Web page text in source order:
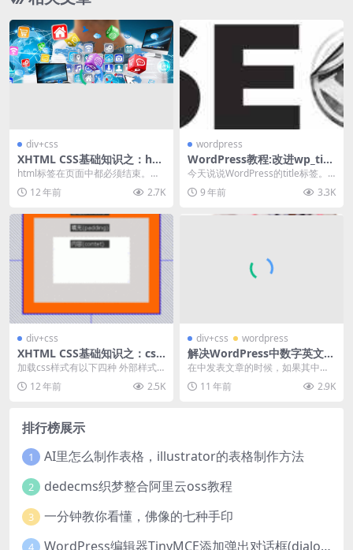
div+css
XHTML CSS基础知识之：ht
ml标签
html标签在页面中都必须结束。成
对的标签以“/标签名”结束，有些单
一的标签在本...
12 年前 2.7K
wordpress
WordPress教程:改进wp_titl
e()函数优化主题的Title标签
今天说说WordPress的title标签。
WordPress的标题（Titl...
9 年前 3.3K
div+css
XHTML CSS基础知识之：css
样式
加载css样式有以下四种 外部样式
内部样式 行内样式 导入样式 <lin...
12 年前 2.5K
div+css wordpress
解决WordPress中数字英文字
符串不能自动换行的问题
在中发表文章的时候，如果其中有
长串的数字和英文字符，例如文件
的路径、注册表路径、...
11 年前 2.9K
排行榜展示
1 AI里怎么制作表格，illustrator的表格制作方法
2 dedecms织梦整合阿里云oss教程
3 一分钟教你看懂，佛像的七种手印
4 WordPress编辑器TinyMCE添加弹出对话框(dialog)按钮的方法